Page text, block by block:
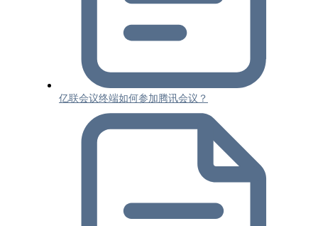
亿联会议终端如何参加腾讯会议？